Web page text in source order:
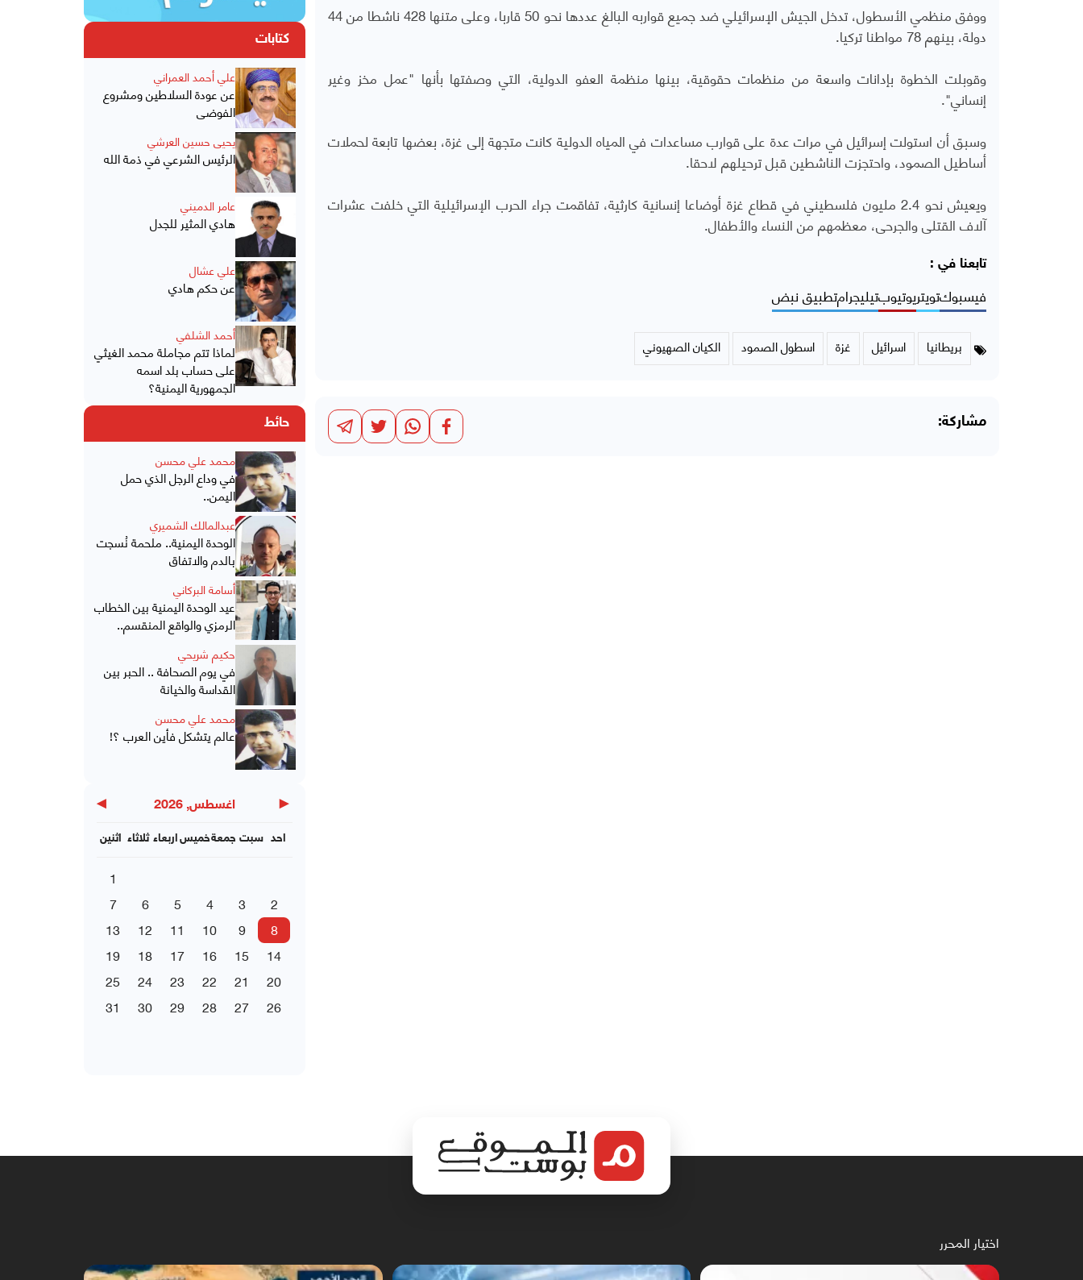
ووفق منظمي الأسطول، تدخل الجيش الإسرائيلي ضد جميع قواربه البالغ عددها نحو 50 قاربا، وعلى متنها 428 ناشطا من 44
دولة، بينهم 78 مواطنا تركيا.
وقوبلت الخطوة بإدانات واسعة من منظمات حقوقية، بينها منظمة العفو الدولية، التي وصفتها بأنها "عمل مخز وغير
إنساني".
وسبق أن استولت إسرائيل في مرات عدة على قوارب مساعدات في المياه الدولية كانت متجهة إلى غزة، بعضها تابعة لحملات
أساطيل الصمود، واحتجزت الناشطين قبل ترحيلهم لاحقا.
ويعيش نحو 2.4 مليون فلسطيني في قطاع غزة أوضاعا إنسانية كارثية، تفاقمت جراء الحرب الإسرائيلية التي خلفت عشرات
آلاف القتلى والجرحى، معظمهم من النساء والأطفال.
تابعنا في :
فيسبوكتويتريوتيوبتيليجرامتطبيق نبض
بريطانيا اسرائيل غزة اسطول الصمود الكيان الصهيوني
مشاركة:
كتابات
علي أحمد العمراني
عن عودة السلاطين ومشروع
الفوضى
يحيى حسين العرشي
الرئيس الشرعي في ذمة الله
عامر الدميني
هادي المثير للجدل
علي عشال
عن حكم هادي
أحمد الشلفي
لماذا تتم مجاملة محمد الغيثي
على حساب بلد اسمه
الجمهورية اليمنية؟
حائط
محمد علي محسن
في وداع الرجل الذي حمل
اليمن..
عبدالمالك الشميري
الوحدة اليمنية.. ملحمة نُسجت
بالدم والاتفاق
أسامة البركاني
عيد الوحدة اليمنية بين الخطاب
الرمزي والواقع المنقسم..
حكيم شريحي
في يوم الصحافة .. الحبر بين
القداسة والخيانة
محمد علي محسن
عالم يتشكل فأين العرب ؟!
◀ اغسطس, 2026 ▶
اثنين ثلاثاء اربعاءخميسجمعة سبت احد
1
2
3
4
5
6
7
8
9
10
11
12
13
14
15
16
17
18
19
20
21
22
23
24
25
26
27
28
29
30
31
اختيار المحرر